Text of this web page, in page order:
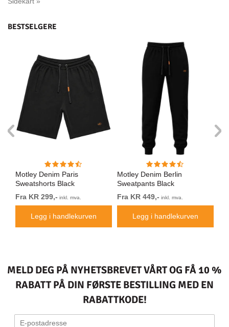
BESTSELGERE
Motley Denim Paris
Sweatshorts Black
Fra KR 299,- inkl. mva.
Legg i handlekurven
Motley Denim Berlin
Sweatpants Black
Fra KR 449,- inkl. mva.
Legg i handlekurven
MELD DEG PÅ NYHETSBREVET VÅRT OG FÅ 10 %
RABATT PÅ DIN FØRSTE BESTILLING MED EN
RABATTKODE!